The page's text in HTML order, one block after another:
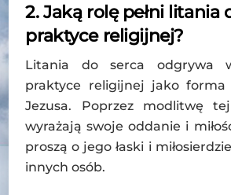
2. Jaką rolę pełni litania
praktyce religijnej?
Litania do serca odgrywa
praktyce religijnej jako forma
Jezusa. Poprzez modlitwę
wyrażają swoje oddanie i
proszą o jego łaski i
innych osób.